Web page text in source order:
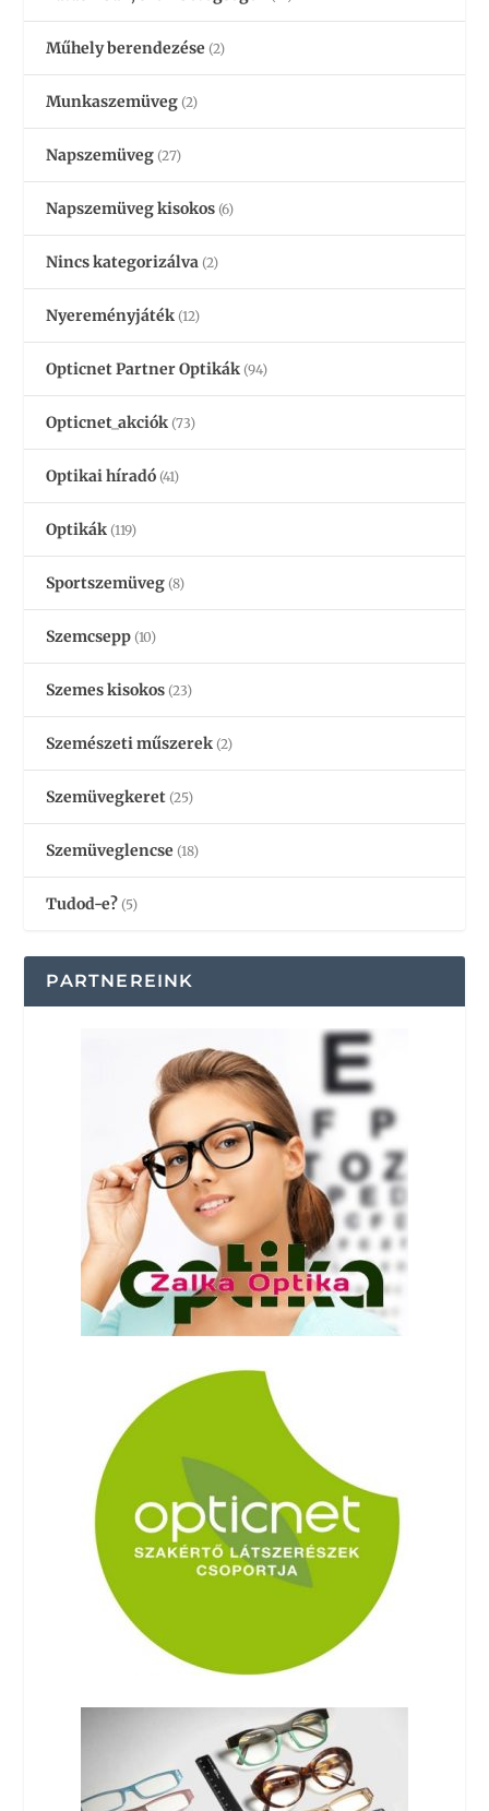
Műhely berendezése (2)
Munkaszemüveg (2)
Napszemüveg (27)
Napszemüveg kisokos (6)
Nincs kategorizálva (2)
Nyereményjáték (12)
Opticnet Partner Optikák (94)
Opticnet_akciók (73)
Optikai híradó (41)
Optikák (119)
Sportszemüveg (8)
Szemcsepp (10)
Szemes kisokos (23)
Szemészeti műszerek (2)
Szemüvegkeret (25)
Szemüveglencse (18)
Tudod-e? (5)
PARTNEREINK